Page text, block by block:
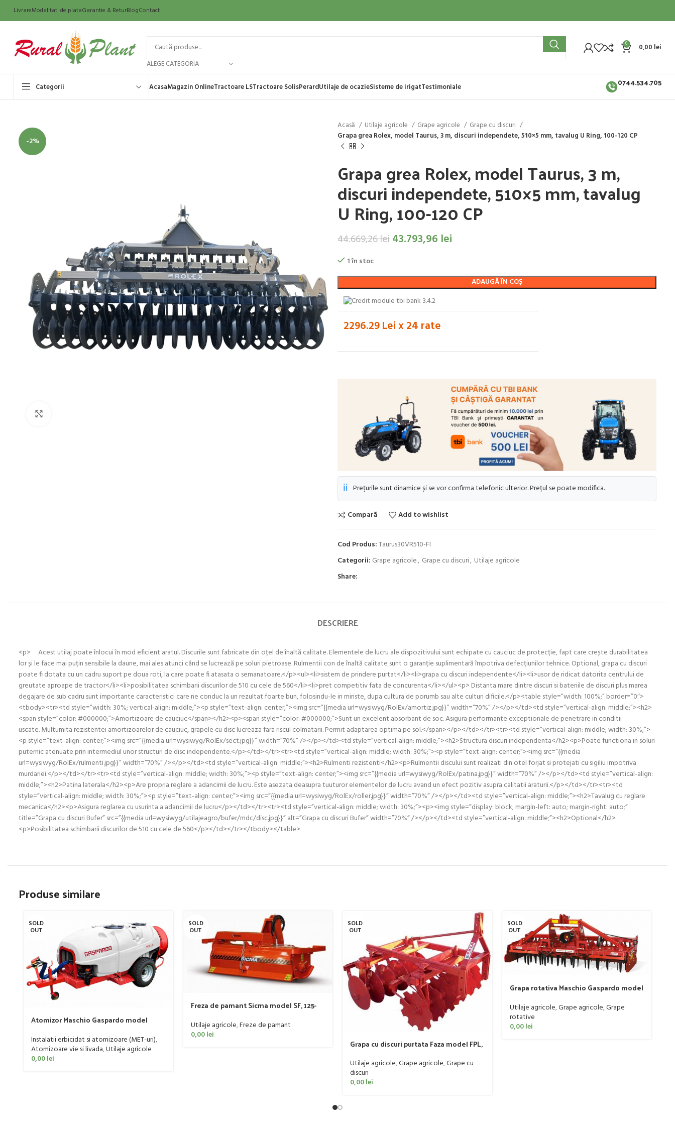
LivrareModalitati de plataGarantie & ReturBlogContact
ALEGE CATEGORIA
0 0,00 lei
Categorii AcasaMagazin OnlineTractoare LSTractoare SolisPerardUtilaje de ocazieSisteme de irigatTestimoniale 0744.534.705
-2%
Acasă Utilaje agricole Grape agricole
Grape cu discuri
Grapa grea Rolex, model Taurus, 3 m, discuri independete, 510×5 mm, tavalug U Ring, 100-120 CP
Grapa grea Rolex, model Taurus, 3 m,
discuri independete, 510×5 mm, tavalug
U Ring, 100-120 CP
44.669,26lei43.793,96 lei
1 în stoc
ADAUGĂ ÎN COȘ
2296.29 Lei x 24 rate
ℹ️ Prețurile sunt dinamice și se vor confirma telefonic ulterior. Prețul se poate modifica.
Compară Add to wishlist
Cod Produs:Taurus30VR510-FI
Categorii: Grape agricole, Grape cu discuri, Utilaje agricole
Share:
DESCRIERE
<p> Acest utilaj poate înlocui în mod eficient aratul. Discurile sunt fabricate din oțel de înaltă calitate. Elementele de lucru ale dispozitivului sunt echipate cu cauciuc de protecție, fapt care crește durabilitatea
lor și le face mai puțin sensibile la daune, mai ales atunci când se lucrează pe soluri pietroase. Rulmentii con de înaltă calitate sunt o garanție suplimentară împotriva defecțiunilor tehnice. Optional, grapa cu discuri
poate fi dotata cu un cadru suport pe doua roti, la care poate fi atasata o semanatoare.</p><ul><li>sistem de prindere purtat</li><li>grapa cu discuri independente</li><li>usor de ridicat datorita centrului de
greutate aproape de tractor</li><li>posibilitatea schimbarii discurilor de 510 cu cele de 560</li><li>pret competitiv fata de concurenta</li></ul><p> Distanta mare dintre discuri si bateriile de discuri plus marea
degajare de sub cadru sunt importante caracteristici care ne conduc la un rezultat foarte bun, folosindu-le in miriste, dupa cultura de porumb sau alte culturi dificile.</p><table style=”width: 100%;” border=”0″>
<tbody><tr><td style=”width: 30%; vertical-align: middle;”><p style=”text-align: center;”><img src=”{{media url=wysiwyg/RolEx/amortiz.jpg}}” width=”70%” /></p></td><td style=”vertical-align: middle;”><h2>
<span style=”color: #000000;”>Amortizoare de cauciuc</span></h2><p><span style=”color: #000000;”>Sunt un excelent absorbant de soc. Asigura performante exceptionale de penetrare in conditii
uscate. Multumita rezistentei amortizoarelor de cauciuc, grapele cu disc lucreaza fara riscul colmatarii. Permit adaptarea optima pe sol.</span></p></td></tr><tr><td style=”vertical-align: middle; width: 30%;”>
<p style=”text-align: center;”><img src=”{{media url=wysiwyg/RolEx/sect.jpg}}” width=”70%” /></p></td><td style=”vertical-align: middle;”><h2>Structura discuri independenta</h2><p>Poate functiona in soluri
puternic atenuate prin intermediul unor structuri de disc independente.</p></td></tr><tr><td style=”vertical-align: middle; width: 30%;”><p style=”text-align: center;”><img src=”{{media
url=wysiwyg/RolEx/rulmenti.jpg}}” width=”70%” /></p></td><td style=”vertical-align: middle;”><h2>Rulmenti rezistenti</h2><p>Rulmentii discului sunt realizati din otel forjat si protejati cu sigiliu impotriva
murdariei.</p></td></tr><tr><td style=”vertical-align: middle; width: 30%;”><p style=”text-align: center;”><img src=”{{media url=wysiwyg/RolEx/patina.jpg}}” width=”70%” /></p></td><td style=”vertical-align:
middle;”><h2>Patina laterala</h2><p>Are propria reglare a adancimii de lucru. Este asezata deasupra tuuturor elementelor de lucru avand un efect pozitiv asupra calitatii araturii.</p></td></tr><tr><td
style=”vertical-align: middle; width: 30%;”><p style=”text-align: center;”><img src=”{{media url=wysiwyg/RolEx/roller.jpg}}” width=”70%” /></p></td><td style=”vertical-align: middle;”><h2>Tavalug cu reglare
mecanica</h2><p>Asigura reglarea cu usurinta a adancimii de lucru</p></td></tr><tr><td style=”vertical-align: middle; width: 30%;”><p><img style=”display: block; margin-left: auto; margin-right: auto;”
title=”Grapa cu discuri Bufer” src=”{{media url=wysiwyg/utilajeagro/bufer/mdc/disc.jpg}}” alt=”Grapa cu discuri Bufer” width=”70%” /></p></td><td style=”vertical-align: middle;”><h2>Optional</h2>
<p>Posibilitatea schimbarii discurilor de 510 cu cele de 560</p></td></tr></tbody></table>
Produse similare
SOLD
OUT
Atomizor Maschio Gaspardo model
Instalatii erbicidat si atomizoare (MET-uri),
Atomizoare vie si livada,Utilaje agricole
0,00lei
SOLD
OUT
Freza de pamant Sicma model SF, 125-
Utilaje agricole,Freze de pamant
0,00lei
SOLD
OUT
Grapa cu discuri purtata Faza model FPL,
Utilaje agricole,Grape agricole,Grape cu
discuri
0,00lei
SOLD
OUT
Grapa rotativa Maschio Gaspardo model
Utilaje agricole,Grape agricole,Grape
rotative
0,00lei